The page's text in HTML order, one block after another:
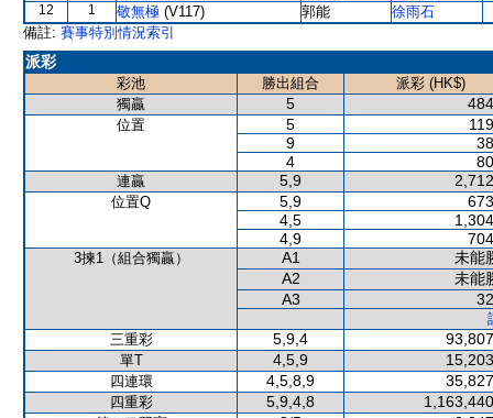
12 1 敬無極 (V117) 郭能
徐雨石
備註: 賽事特別情況索引
派彩
彩池 勝出組合
派彩 (HK$)
獨贏
5
位置 5
9
4
連贏 5,9
位置Q 5,9
4,5
4,9
3揀1（組合獨贏） A1
未能
A2
未能
A3
三重彩
5,9,4
單T 4,5,9
四連環 4,5,8,9
四重彩 5,9,4,8